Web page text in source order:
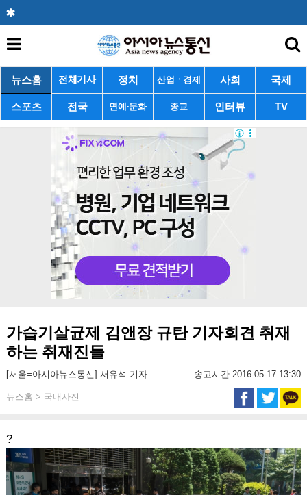
뉴스홈 전체기사 정치 산업ㆍ경제 사회 국제
스포츠 전국 연예·문화 종교 인터뷰 TV
가습기살균제 김앤장 규탄 기자회견 취재
하는 취재진들
[서울=아시아뉴스통신] 서유석 기자 송고시간 2016-05-17 13:30
뉴스홈 > 국내사진
?